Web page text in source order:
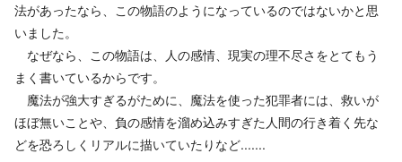
法があったなら、この物語のようになっているのではないかと思
いました。
なぜなら、この物語は、人の感情、現実の理不尽さをとてもう
まく書いているからです。
魔法が強大すぎるがために、魔法を使った犯罪者には、救いが
ほぼ無いことや、負の感情を溜め込みすぎた人間の行き着く先な
どを恐ろしくリアルに描いていたりなど.......